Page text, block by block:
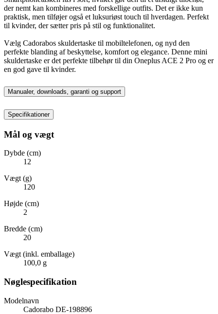
der nemt kan kombineres med forskellige outfits. Det er ikke kun
praktisk, men tilføjer også et luksuriøst touch til hverdagen. Perfekt
til kvinder, der sætter pris på stil og funktionalitet.
Vælg Cadorabos skuldertaske til mobiltelefonen, og nyd den
perfekte blanding af beskyttelse, komfort og elegance. Denne mini
skuldertaske er det perfekte tilbehør til din Oneplus ACE 2 Pro og er
en god gave til kvinder.
Manualer, downloads, garanti og support
Specifikationer
Mål og vægt
Dybde (cm)
12
Vægt (g)
120
Højde (cm)
2
Bredde (cm)
20
Vægt (inkl. emballage)
100,0 g
Nøglespecifikation
Modelnavn
Cadorabo DE-198896